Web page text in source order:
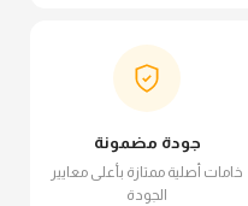
جودة مضمونة
خامات أصلية ممتازة بأعلى معايير
الجودة